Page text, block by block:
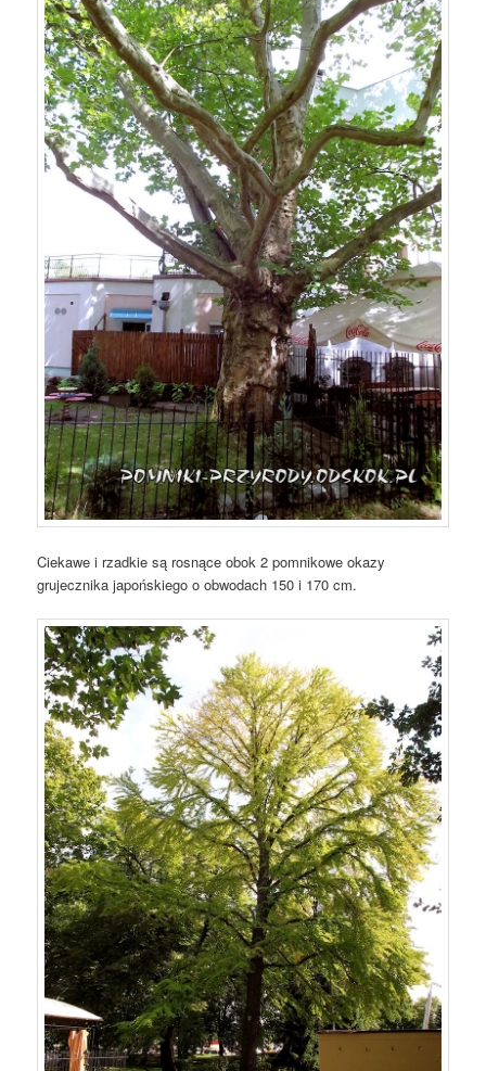
Ciekawe i rzadkie są rosnące obok 2 pomnikowe okazy
grujecznika japońskiego o obwodach 150 i 170 cm.